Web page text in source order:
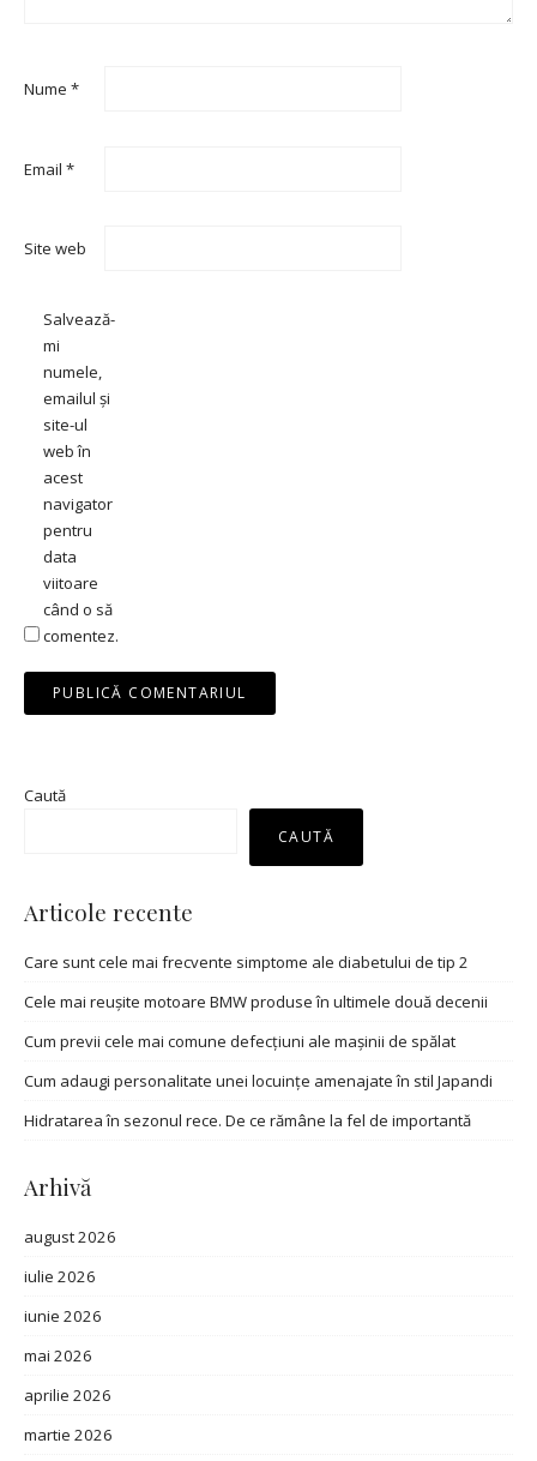
Nume *
Email *
Site web
Salvează-
mi
numele,
emailul și
site-ul
web în
acest
navigator
pentru
data
viitoare
când o să
comentez.
Caută
CAUTĂ
Articole recente
Care sunt cele mai frecvente simptome ale diabetului de tip 2
Cele mai reușite motoare BMW produse în ultimele două decenii
Cum previi cele mai comune defecțiuni ale mașinii de spălat
Cum adaugi personalitate unei locuințe amenajate în stil Japandi
Hidratarea în sezonul rece. De ce rămâne la fel de importantă
Arhivă
august 2026
iulie 2026
iunie 2026
mai 2026
aprilie 2026
martie 2026